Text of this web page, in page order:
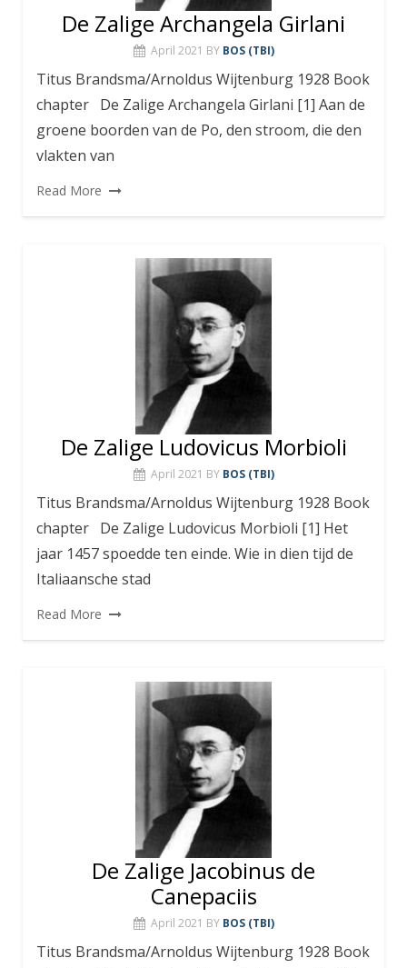
De Zalige Archangela Girlani
April 2021 BY BOS (TBI)
Titus Brandsma/Arnoldus Wijtenburg 1928 Book
chapter De Zalige Archangela Girlani [1] Aan de
groene boorden van de Po, den stroom, die den
vlakten van
Read More
De Zalige Ludovicus Morbioli
April 2021 BY BOS (TBI)
Titus Brandsma/Arnoldus Wijtenburg 1928 Book
chapter De Zalige Ludovicus Morbioli [1] Het
jaar 1457 spoedde ten einde. Wie in dien tijd de
Italiaansche stad
Read More
De Zalige Jacobinus de
Canepaciis
April 2021 BY BOS (TBI)
Titus Brandsma/Arnoldus Wijtenburg 1928 Book